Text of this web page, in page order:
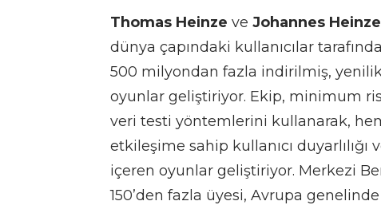
Thomas Heinze ve Johannes Heinze
dünya çapındaki kullanıcılar
500 milyondan fazla indirilmiş,
oyunlar geliştiriyor. Ekip, minimum
veri testi yöntemlerini kullanarak,
etkileşime sahip kullanıcı duyarlılığı
içeren oyunlar geliştiriyor. Merkezi
150’den fazla üyesi, Avrupa